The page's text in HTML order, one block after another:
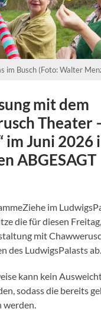
im Busch (Foto: Walter
mit dem
Theater
im Juni 2026
ABGESAGT
im
die für diesen
mit
des LudwigsPalasts ab.
kann kein
sodass die bereits